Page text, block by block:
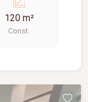
120 m²
Const.